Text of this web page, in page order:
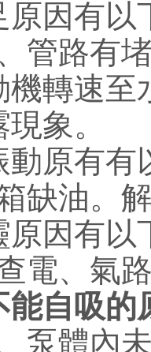
因有以
管路有
機轉速
象。
原有有
缺油。
因有以
電、氣
能自吸的
泵體內